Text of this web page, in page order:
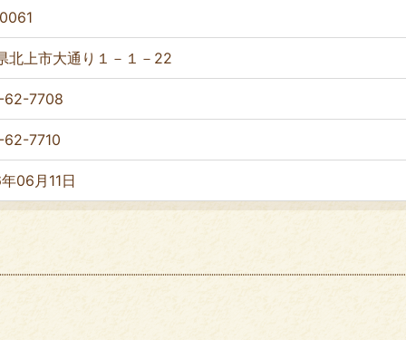
北上市大通り１－１－22
62-7708
62-7710
06月11日